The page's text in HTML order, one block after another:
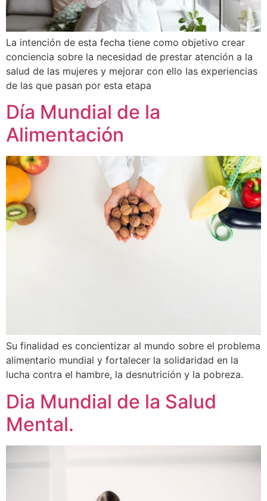
La intención de esta fecha tiene como objetivo crear
conciencia sobre la necesidad de prestar atención a la
salud de las mujeres y mejorar con ello las experiencias
de las que pasan por esta etapa
Día Mundial de la
Alimentación
Su finalidad es concientizar al mundo sobre el problema
alimentario mundial y fortalecer la solidaridad en la
lucha contra el hambre, la desnutrición y la pobreza.
Dia Mundial de la Salud
Mental.